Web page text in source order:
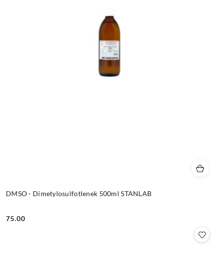
DMSO - Dimetylosulfotlenek 500ml STANLAB
Cena:
75.00